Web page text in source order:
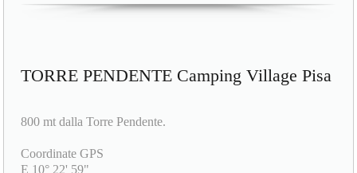
TORRE PENDENTE Camping Village Pisa
800 mt dalla Torre Pendente.
Coordinate GPS
E 10° 22' 59"